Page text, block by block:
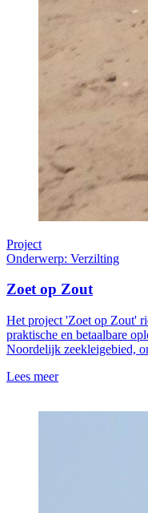
Project
Onderwerp: Verzilting
Zoet op Zout
Het project 'Zoet op Zout'
praktische en betaalbare
Noordelijk zeekleigebied,
Lees meer